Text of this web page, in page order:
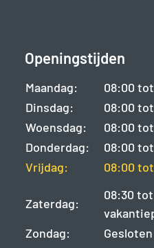
Openingstijden
Maandag:
08:00
Dinsdag:
08:00
Woensdag:
08:00
Donderdag:
08:00
Vrijdag:
08:00
Zaterdag:
08:30
Zondag:
Gesloten